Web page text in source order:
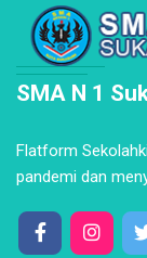
SMA N 1
Flatform
pandemi dan